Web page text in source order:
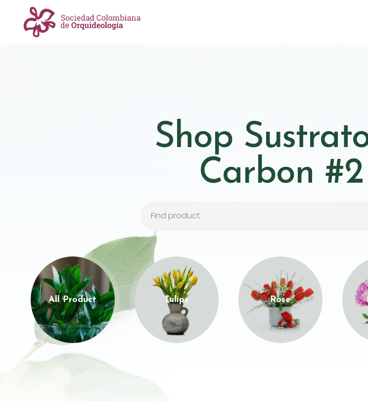
Shop
Carbon
All Product Tulips Rose